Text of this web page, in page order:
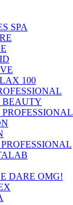
SPA
100
BEAUTY
DARE OMG!